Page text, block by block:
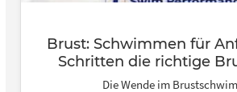
Brust: Schwimmen für
Schritten die richtige
erlernen – Dominik Franke
Die Wende im